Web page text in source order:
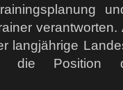
langjährige
die Position